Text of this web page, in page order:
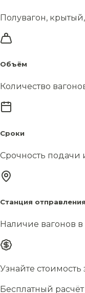
Полувагон,
Объём
Количество
Сроки
Срочность подачи
Станция отправления
Наличие вагонов
Узнайте стоимость
Бесплатный расчёт